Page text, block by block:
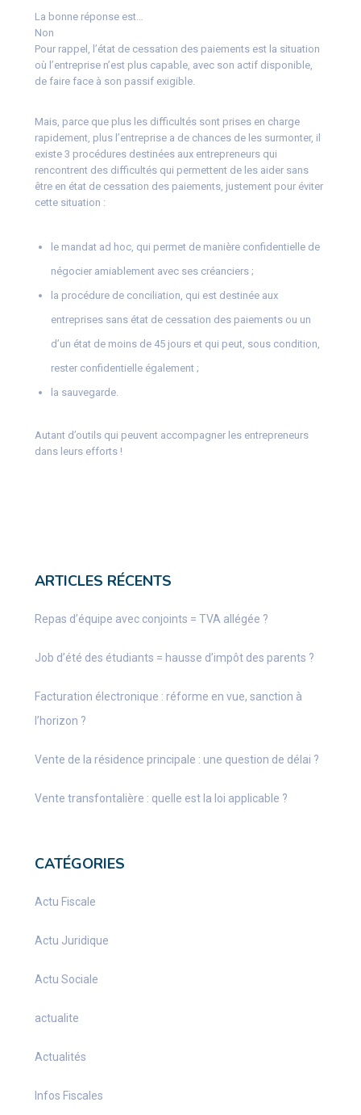
La bonne réponse est…
Non
Pour rappel, l’état de cessation des paiements est la situation
où l’entreprise n’est plus capable, avec son actif disponible,
de faire face à son passif exigible.
Mais, parce que plus les difficultés sont prises en charge
rapidement, plus l’entreprise a de chances de les surmonter, il
existe 3 procédures destinées aux entrepreneurs qui
rencontrent des difficultés qui permettent de les aider sans
être en état de cessation des paiements, justement pour éviter
cette situation :
le mandat ad hoc, qui permet de manière confidentielle de
négocier amiablement avec ses créanciers ;
la procédure de conciliation, qui est destinée aux
entreprises sans état de cessation des paiements ou un
d’un état de moins de 45 jours et qui peut, sous condition,
rester confidentielle également ;
la sauvegarde.
Autant d’outils qui peuvent accompagner les entrepreneurs
dans leurs efforts !
ARTICLES RÉCENTS
Repas d’équipe avec conjoints = TVA allégée ?
Job d’été des étudiants = hausse d’impôt des parents ?
Facturation électronique : réforme en vue, sanction à
l’horizon ?
Vente de la résidence principale : une question de délai ?
Vente transfontalière : quelle est la loi applicable ?
CATÉGORIES
Actu Fiscale
Actu Juridique
Actu Sociale
actualite
Actualités
Infos Fiscales